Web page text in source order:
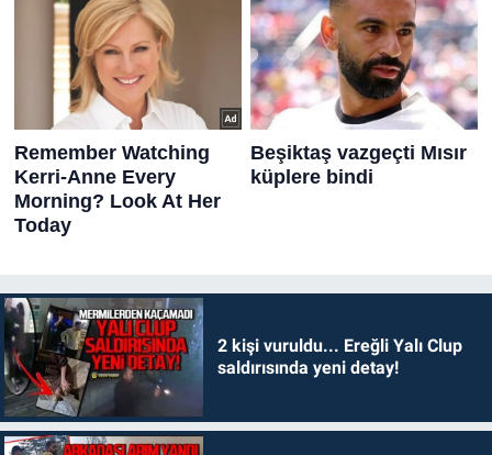
2 kişi vuruldu... Ereğli Yalı Clup
saldırısında yeni detay!